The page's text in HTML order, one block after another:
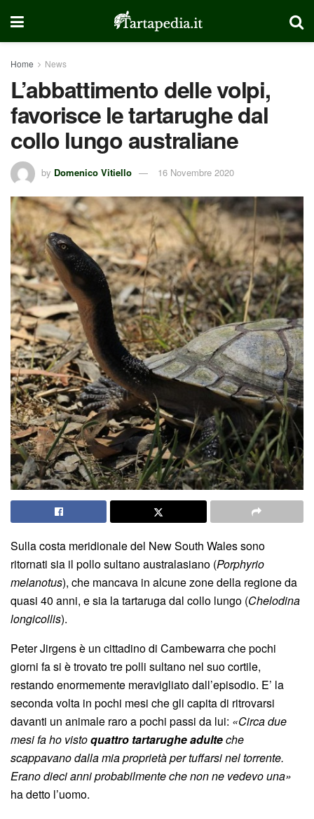
Home News
L’abbattimento delle volpi,
favorisce le tartarughe dal
collo lungo australiane
by Domenico Vitiello 16 Novembre 2020
Sulla costa meridionale del New South Wales sono
ritornati sia il pollo sultano australasiano (Porphyrio
melanotus), che mancava in alcune zone della regione da
quasi 40 anni, e sia la tartaruga dal collo lungo (Chelodina
longicollis).
Peter Jirgens è un cittadino di Cambewarra che pochi
giorni fa si è trovato tre polli sultano nel suo cortile,
restando enormemente meravigliato dall’episodio. E’ la
seconda volta in pochi mesi che gli capita di ritrovarsi
davanti un animale raro a pochi passi da lui: «Circa due
mesi fa ho vistoquattro tartarughe adulteche
scappavano dalla mia proprietà per tuffarsi nel torrente.
Erano dieci anni probabilmente che non ne vedevo una»
ha detto l’uomo.